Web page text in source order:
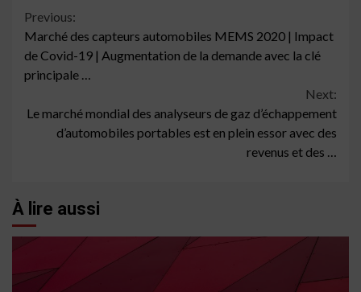
Continue
Reading
Previous:
Marché des capteurs automobiles MEMS 2020 | Impact
de Covid-19 | Augmentation de la demande avec la clé
principale …
Next:
Le marché mondial des analyseurs de gaz d’échappement
d’automobiles portables est en plein essor avec des
revenus et des …
À lire aussi